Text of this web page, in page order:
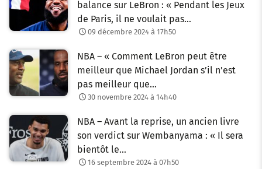
balance sur LeBron : « Pendant les Jeux
de Paris, il ne voulait pas…
09 décembre 2024 à 17h50
NBA – « Comment LeBron peut être
meilleur que Michael Jordan s’il n’est
pas meilleur que…
30 novembre 2024 à 14h40
NBA – Avant la reprise, un ancien livre
son verdict sur Wembanyama : « Il sera
bientôt le…
16 septembre 2024 à 07h50